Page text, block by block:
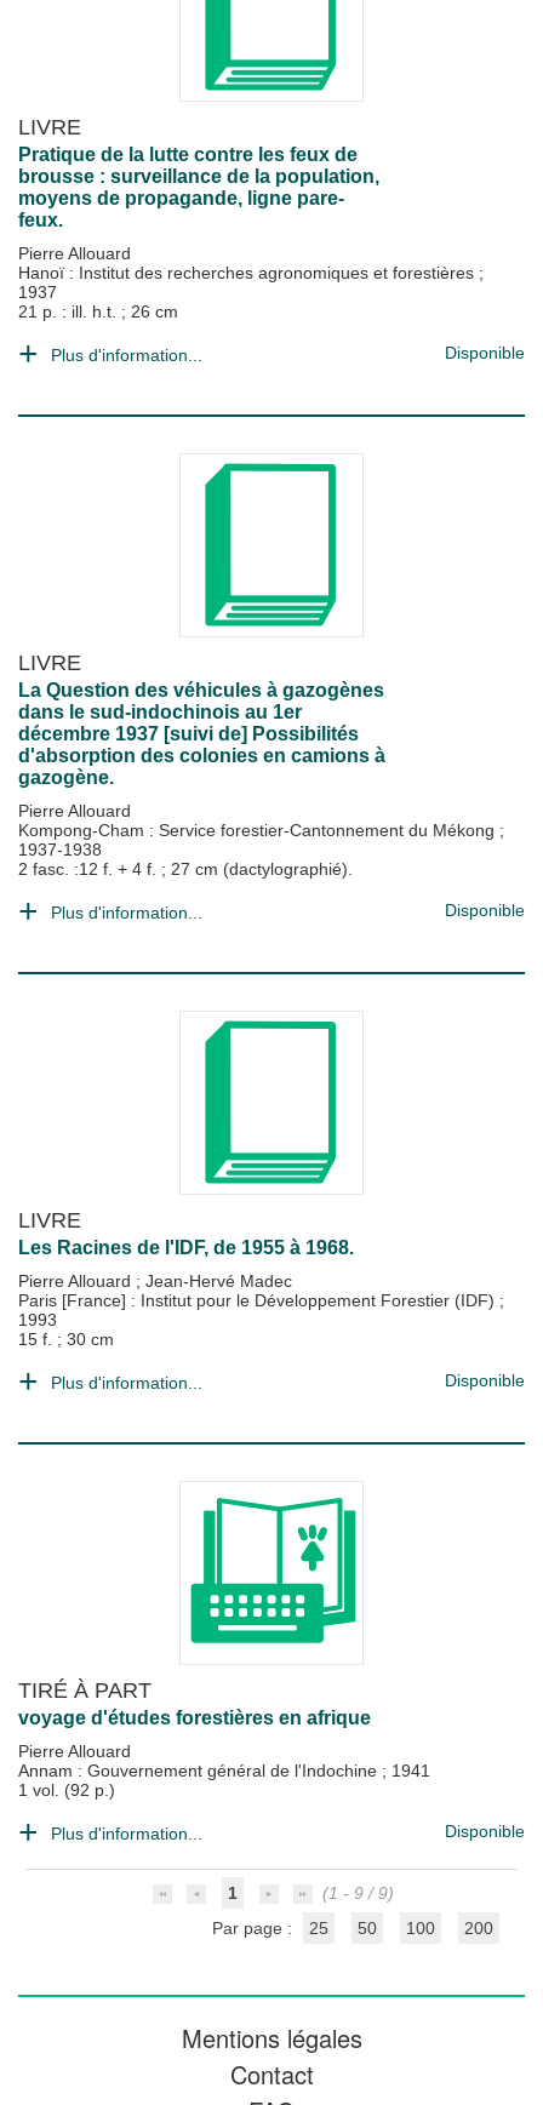
LIVRE
Pratique de la lutte contre les feux de
brousse : surveillance de la population,
moyens de propagande, ligne pare-
feux.
Pierre Allouard
Hanoï : Institut des recherches agronomiques et forestières ;
1937
21 p. : ill. h.t. ; 26 cm
Plus d'information... Disponible
LIVRE
La Question des véhicules à gazogènes
dans le sud-indochinois au 1er
décembre 1937 [suivi de] Possibilités
d'absorption des colonies en camions à
gazogène.
Pierre Allouard
Kompong-Cham : Service forestier-Cantonnement du Mékong ;
1937-1938
2 fasc. :12 f. + 4 f. ; 27 cm (dactylographié).
Plus d'information... Disponible
LIVRE
Les Racines de l'IDF, de 1955 à 1968.
Pierre Allouard ; Jean-Hervé Madec
Paris [France] : Institut pour le Développement Forestier (IDF) ;
1993
15 f. ; 30 cm
Plus d'information... Disponible
TIRÉ À PART
voyage d'études forestières en afrique
Pierre Allouard
Annam : Gouvernement général de l'Indochine ; 1941
1 vol. (92 p.)
Plus d'information... Disponible
1
(1 - 9 / 9)
Par page :
25 50 100 200
Mentions légales
Contact